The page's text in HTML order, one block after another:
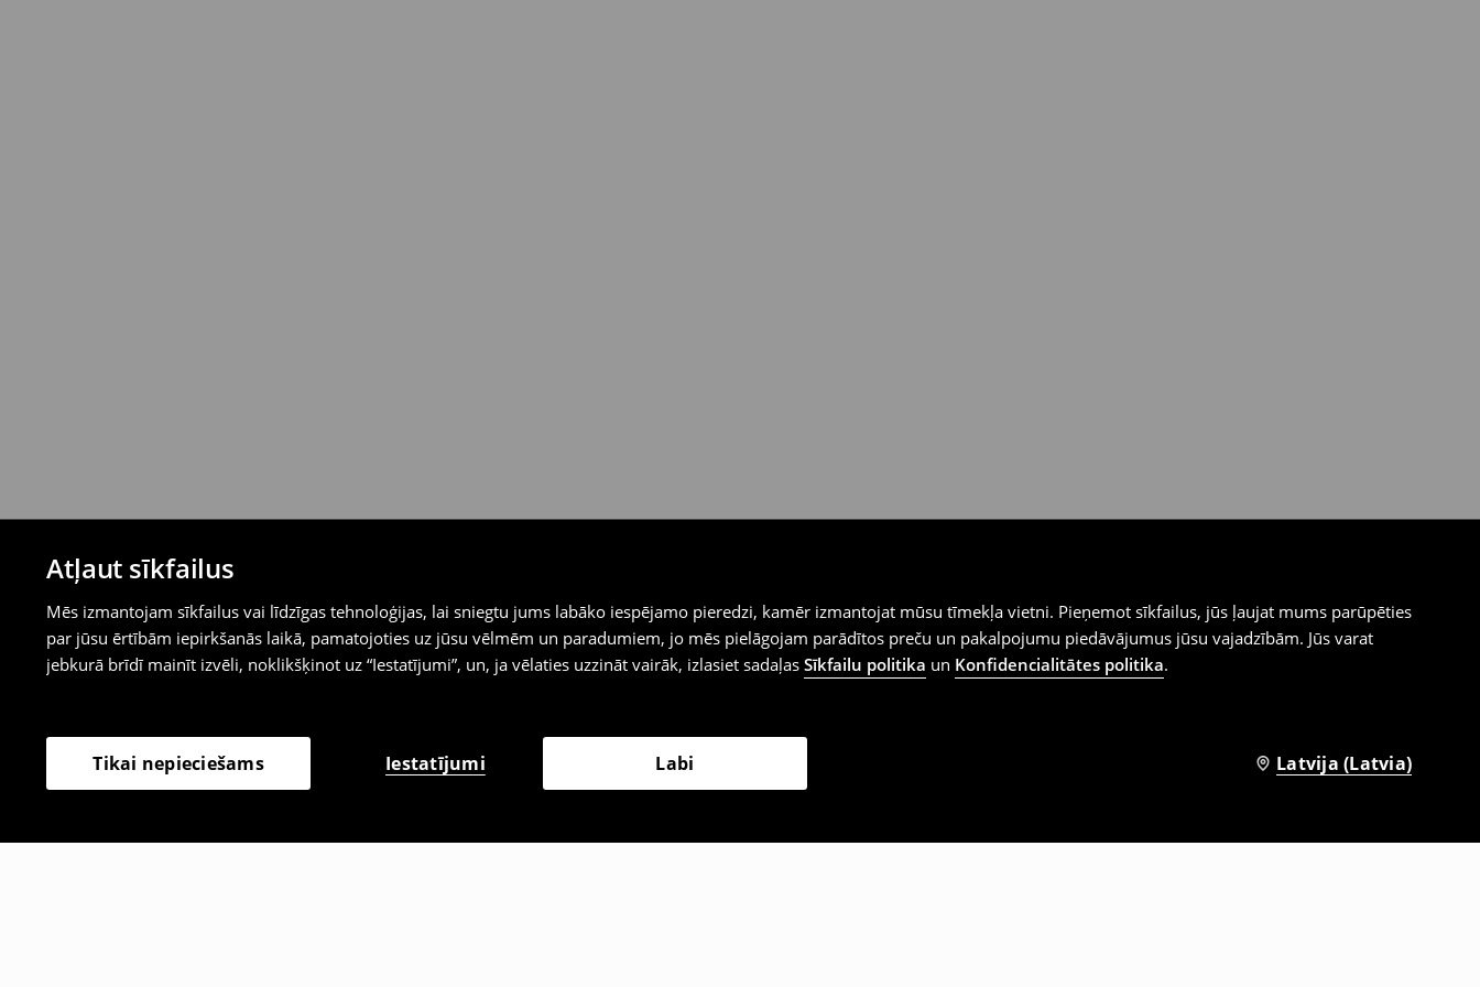
Atļaut sīkfailus
Mēs izmantojam sīkfailus vai līdzīgas tehnoloģijas, lai sniegtu jums labāko iespējamo pieredzi, kamēr izmantojat mūsu tīmekļa vietni. Pieņemot sīkfailus, jūs ļaujat mums parūpēties
par jūsu ērtībām iepirkšanās laikā, pamatojoties uz jūsu vēlmēm un paradumiem, jo mēs pielāgojam parādītos preču un pakalpojumu piedāvājumus jūsu vajadzībām. Jūs varat
jebkurā brīdī mainīt izvēli, noklikšķinot uz “Iestatījumi”, un, ja vēlaties uzzināt vairāk, izlasiet sadaļas Sīkfailu politika un Konfidencialitātes politika.
Tikai nepieciešams Iestatījumi Labi Latvija (Latvia)